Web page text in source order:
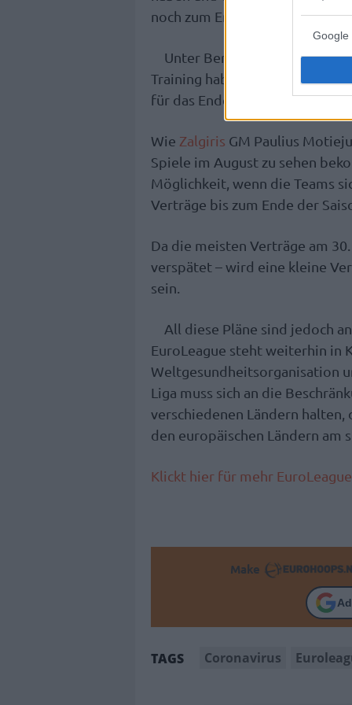
Google
noch zum Ende der Saison
Unter Berücksichtigung der
Training haben müssen –
für das Ende der Saison
Wie Zalgiris GM Paulius
Spiele im August zu sehen
Möglichkeit, wenn die Teams
Verträge bis zum Ende der
Da die meisten Verträge am
verspätet – wird eine kleine
sein.
All diese Pläne sind jedoch
EuroLeague steht weiterhin in
Weltgesundheitsorganisation
Liga muss sich an die
verschiedenen Ländern
den europäischen Ländern am
Klickt hier für mehr
Make
TAGS Coronavirus